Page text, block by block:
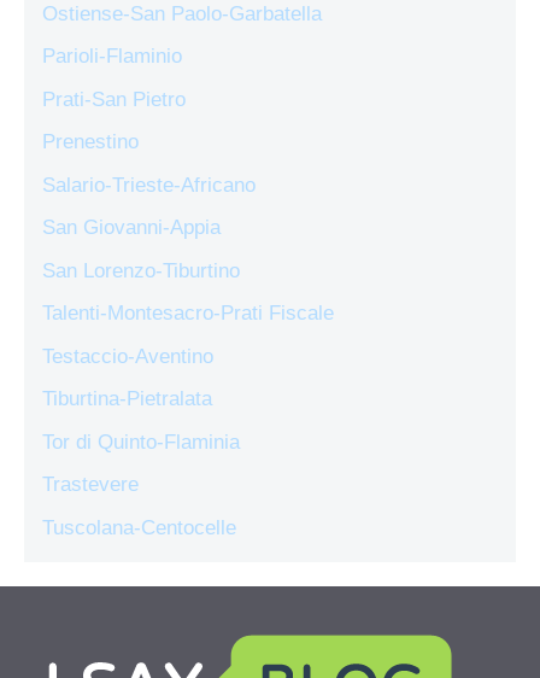
Ostiense-San Paolo-Garbatella
Parioli-Flaminio
Prati-San Pietro
Prenestino
Salario-Trieste-Africano
San Giovanni-Appia
San Lorenzo-Tiburtino
Talenti-Montesacro-Prati Fiscale
Testaccio-Aventino
Tiburtina-Pietralata
Tor di Quinto-Flaminia
Trastevere
Tuscolana-Centocelle